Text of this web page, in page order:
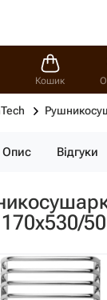
Кошик
Опис Відгуки